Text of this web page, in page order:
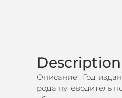
Description
Описание : Год
рода путеводитель